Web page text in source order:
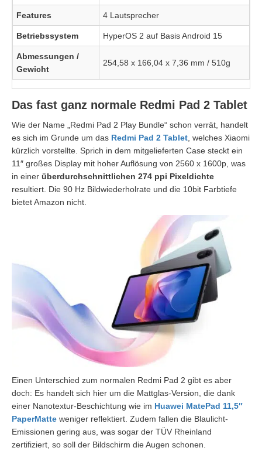
Features 4 Lautsprecher
Betriebssystem HyperOS 2 auf Basis Android 15
Abmessungen /
Gewicht
254,58 x 166,04 x 7,36 mm / 510g
Das fast ganz normale Redmi Pad 2 Tablet
Wie der Name „Redmi Pad 2 Play Bundle“ schon verrät, handelt
es sich im Grunde um das Redmi Pad 2 Tablet , welches Xiaomi
kürzlich vorstellte. Sprich in dem mitgelieferten Case steckt ein
11″ großes Display mit hoher Auflösung von 2560 x 1600p, was
in einer überdurchschnittlichen 274 ppi Pixeldichte
resultiert. Die 90 Hz Bildwiederholrate und die 10bit Farbtiefe
bietet Amazon nicht.
Einen Unterschied zum normalen Redmi Pad 2 gibt es aber
doch: Es handelt sich hier um die Mattglas-Version, die dank
einer Nanotextur-Beschichtung wie im Huawei MatePad 11,5″
PaperMatte weniger reflektiert. Zudem fallen die Blaulicht-
Emissionen gering aus, was sogar der TÜV Rheinland
zertifiziert, so soll der Bildschirm die Augen schonen.